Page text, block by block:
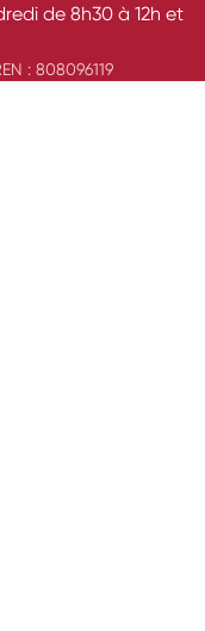
de 8h30 à 12h et
: 808096119